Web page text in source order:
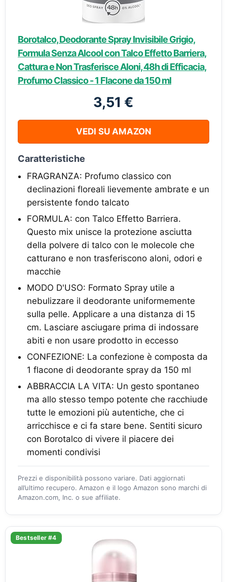
Borotalco, Deodorante Spray Invisibile Grigio,
Formula Senza Alcool con Talco Effetto Barriera,
Cattura e Non Trasferisce Aloni, 48h di Efficacia,
Profumo Classico - 1 Flacone da 150 ml
3,51 €
VEDI SU AMAZON
Caratteristiche
FRAGRANZA: Profumo classico con
declinazioni floreali lievemente ambrate e un
persistente fondo talcato
FORMULA: con Talco Effetto Barriera.
Questo mix unisce la protezione asciutta
della polvere di talco con le molecole che
catturano e non trasferiscono aloni, odori e
macchie
MODO D'USO: Formato Spray utile a
nebulizzare il deodorante uniformemente
sulla pelle. Applicare a una distanza di 15
cm. Lasciare asciugare prima di indossare
abiti e non usare prodotto in eccesso
CONFEZIONE: La confezione è composta da
1 flacone di deodorante spray da 150 ml
ABBRACCIA LA VITA: Un gesto spontaneo
ma allo stesso tempo potente che racchiude
tutte le emozioni più autentiche, che ci
arricchisce e ci fa stare bene. Sentiti sicuro
con Borotalco di vivere il piacere dei
momenti condivisi
Prezzi e disponibilità possono variare. Dati aggiornati
all’ultimo recupero. Amazon e il logo Amazon sono marchi di
Amazon.com, Inc. o sue affiliate.
Bestseller #4